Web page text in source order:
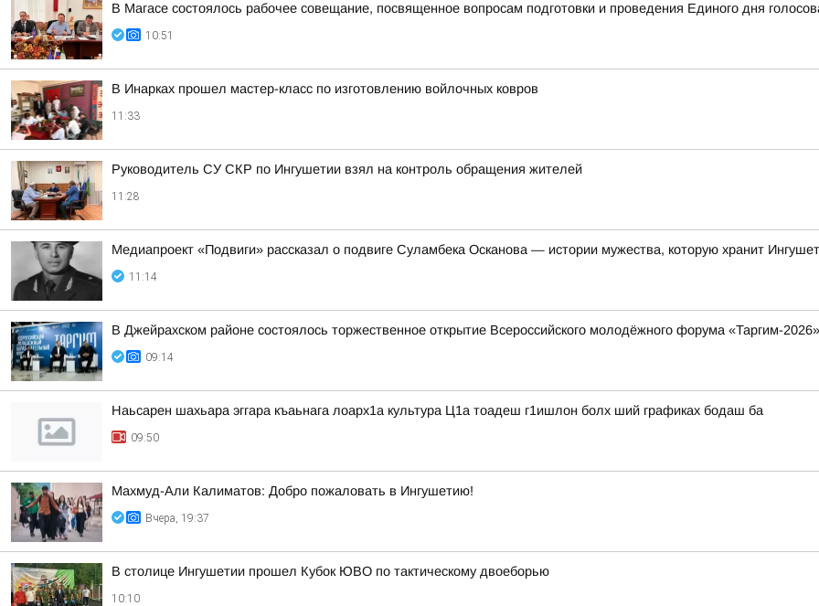
В Магасе состоялось рабочее совещание, посвященное вопросам подготовки и проведения Единого дня
10:51
В Инарках прошел мастер-класс по изготовлению войлочных ковров
11:33
Руководитель СУ СКР по Ингушетии взял на контроль обращения жителей
11:28
Медиапроект «Подвиги» рассказал о подвиге Суламбека Осканова — истории мужества, которую хранит
11:14
В Джейрахском районе состоялось торжественное открытие Всероссийского молодёжного форума «Таргим-2026»
09:14
Наьсарен шахьара эггара къаьнага лоарх1а культура Ц1а тоадеш г1ишлон болх ший графиках бодаш ба
09:50
Махмуд-Али Калиматов: Добро пожаловать в Ингушетию!
Вчера, 19:37
В столице Ингушетии прошел Кубок ЮВО по тактическому двоеборью
10:10